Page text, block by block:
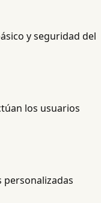
y seguridad del
los usuarios
personalizadas